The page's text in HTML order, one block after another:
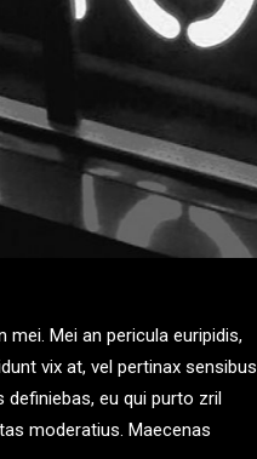
Mei an pericula euripidis,
vix at, vel pertinax sensibus
eu qui purto zril
moderatius. Maecenas